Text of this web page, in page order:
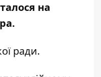
на
ради.